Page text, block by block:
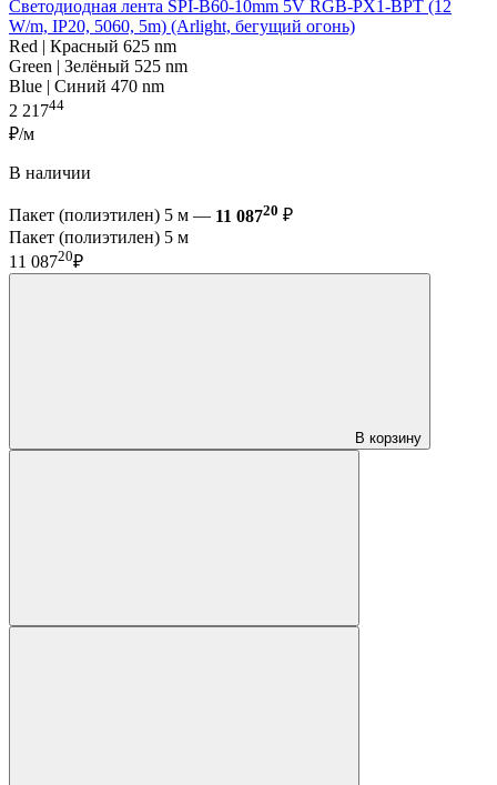
Светодиодная лента SPI-B60-10mm 5V RGB-PX1-BPT (12
W/m, IP20, 5060, 5m) (Arlight, бегущий огонь)
Red | Красный 625 nm
Green | Зелёный 525 nm
Blue | Синий 470 nm
2 21744
₽/м
В наличии
Пакет (полиэтилен) 5 м — 11 08720 ₽
Пакет (полиэтилен) 5 м
11 08720₽
В корзину